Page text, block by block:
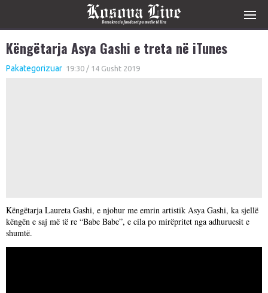
Këngëtarja Asya Gashi e treta në iTunes
Pakategorizuar 19:30 / 14 Gusht 2019
Këngëtarja Laureta Gashi, e njohur me emrin artistik Asya Gashi, ka sjellë
këngën e saj më të re “Babe Babe”, e cila po mirëpritet nga adhuruesit e
shumtë.